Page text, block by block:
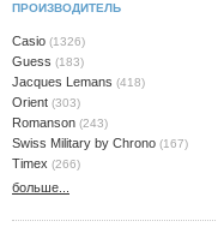
ПРОИЗВОДИТЕЛЬ
Casio (1326)
Guess (183)
Jacques Lemans (418)
Orient (303)
Romanson (243)
Swiss Military by Chrono (167)
Timex (266)
больше...